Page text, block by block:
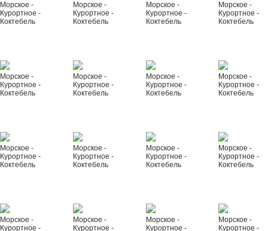
Морское -
Курортное -
Коктебель
Морское -
Курортное -
Коктебель
Морское -
Курортное -
Коктебель
Морское -
Курортное -
Коктебель
Морское -
Курортное -
Коктебель
Морское -
Курортное -
Коктебель
Морское -
Курортное -
Коктебель
Морское -
Курортное -
Коктебель
Морское -
Курортное -
Коктебель
Морское -
Курортное -
Коктебель
Морское -
Курортное -
Коктебель
Морское -
Курортное -
Коктебель
Морское -
Курортное -
Морское -
Курортное -
Морское -
Курортное -
Морское -
Курортное -